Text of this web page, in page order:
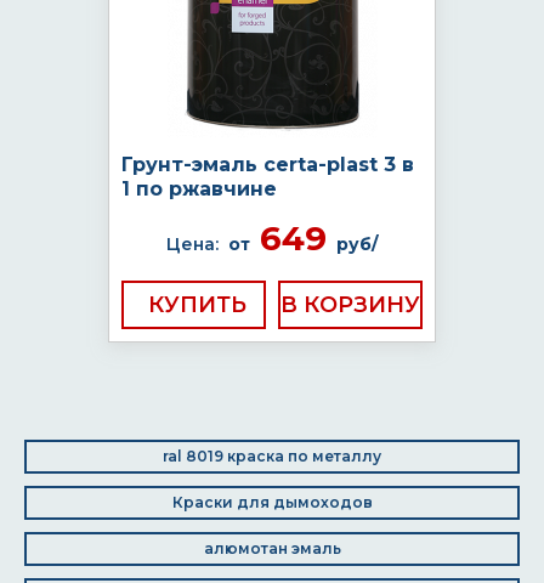
Грунт-эмаль certa-plast 3 в
1 по ржавчине
Цена: от 649 руб/
КУПИТЬ
ral 8019 краска по металлу
Краски для дымоходов
алюмотан эмаль